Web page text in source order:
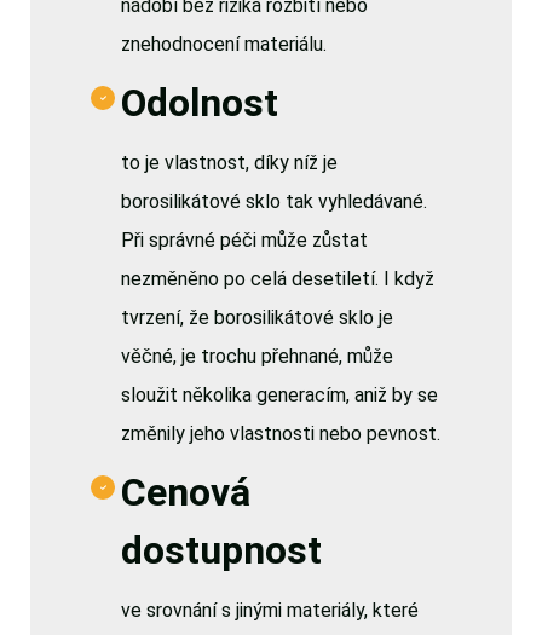
nádobí bez rizika rozbití nebo
znehodnocení materiálu.
Odolnost
to je vlastnost, díky níž je
borosilikátové sklo tak vyhledávané.
Při správné péči může zůstat
nezměněno po celá desetiletí. I když
tvrzení, že borosilikátové sklo je
věčné, je trochu přehnané, může
sloužit několika generacím, aniž by se
změnily jeho vlastnosti nebo pevnost.
Cenová
dostupnost
ve srovnání s jinými materiály, které